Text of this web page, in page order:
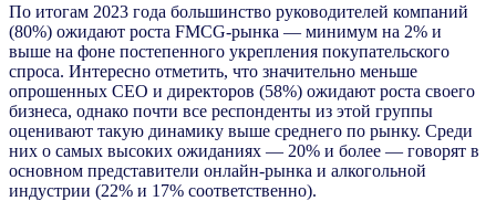
По итогам 2023 года большинство руководителей компаний
(80%) ожидают роста FMCG-рынка — минимум на 2% и
выше на фоне постепенного укрепления покупательского
спроса. Интересно отметить, что значительно меньше
опрошенных CEO и директоров (58%) ожидают роста своего
бизнеса, однако почти все респонденты из этой группы
оценивают такую динамику выше среднего по рынку. Среди
них о самых высоких ожиданиях — 20% и более — говорят в
основном представители онлайн-рынка и алкогольной
индустрии (22% и 17% соответственно).